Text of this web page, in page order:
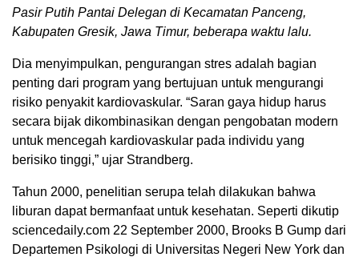
Pasir Putih Pantai Delegan di Kecamatan Panceng,
Kabupaten Gresik, Jawa Timur, beberapa waktu lalu.
Dia menyimpulkan, pengurangan stres adalah bagian
penting dari program yang bertujuan untuk mengurangi
risiko penyakit kardiovaskular. “Saran gaya hidup harus
secara bijak dikombinasikan dengan pengobatan modern
untuk mencegah kardiovaskular pada individu yang
berisiko tinggi,” ujar Strandberg.
Tahun 2000, penelitian serupa telah dilakukan bahwa
liburan dapat bermanfaat untuk kesehatan. Seperti dikutip
sciencedaily.com 22 September 2000, Brooks B Gump dari
Departemen Psikologi di Universitas Negeri New York dan